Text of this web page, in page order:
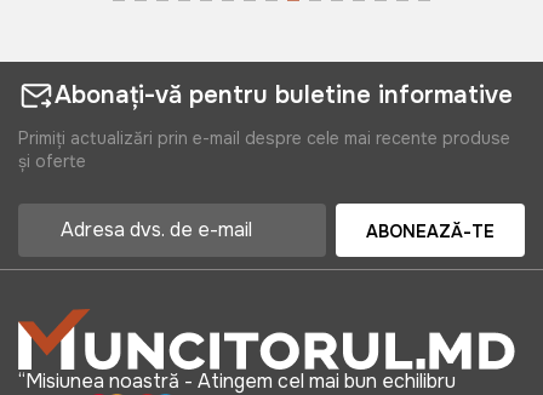
Abonați-vă pentru buletine informative
Primiți actualizări prin e-mail despre cele mai recente produse
și oferte
ABONEAZĂ-TE
“Misiunea noastră - Atingem cel mai bun echilibru